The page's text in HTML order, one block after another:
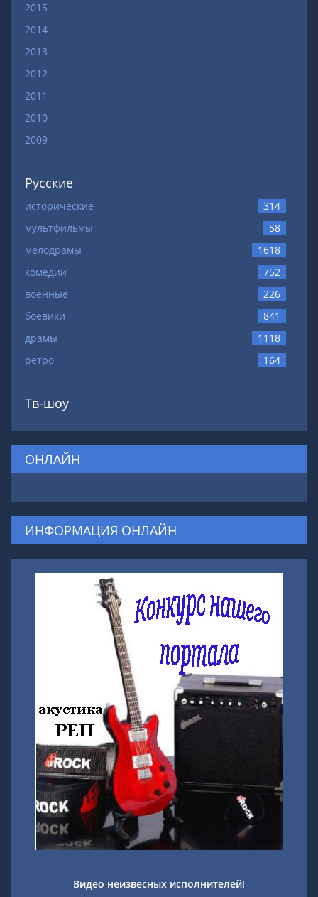
2015
2014
2013
2012
2011
2010
2009
Русские
исторические
314
мультфильмы
58
мелодрамы
1618
комедии
752
военные
226
боевики
841
драмы
1118
ретро
164
Тв-шоу
ОНЛАЙН
ИНФОРМАЦИЯ ОНЛАЙН
Видео неизвесных исполнителей!